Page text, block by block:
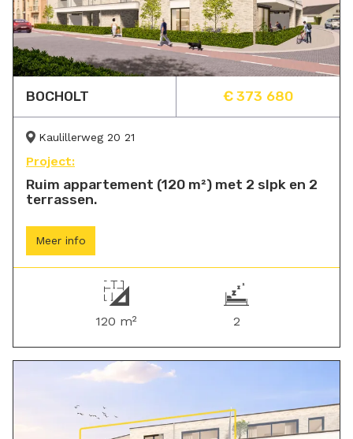
BOCHOLT € 373 680
Kaulillerweg 20 21
Project:
Ruim appartement (120 m²) met 2 slpk en 2
terrassen.
Meer info
120 m² 2